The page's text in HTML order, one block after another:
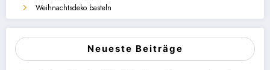
Weihnachtsdeko basteln
Neueste Beiträge